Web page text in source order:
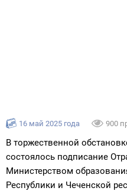
16 май 2025 года 900
В торжественной
состоялось подписание
Министерством
Республики и Чеченской